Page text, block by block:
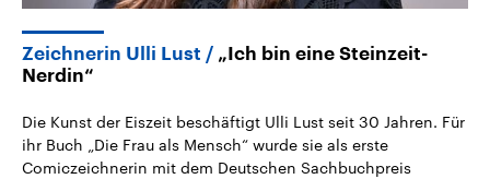
Zeichnerin Ulli Lust
„Ich bin eine Steinzeit-
Nerdin“
Die Kunst der Eiszeit beschäftigt Ulli Lust seit 30 Jahren. Für
ihr Buch „Die Frau als Mensch“ wurde sie als erste
Comiczeichnerin mit dem Deutschen Sachbuchpreis